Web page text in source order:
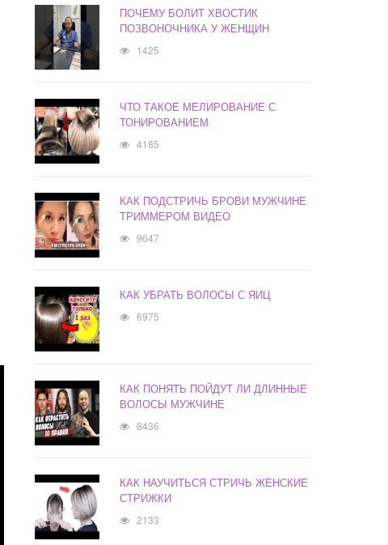
ПОЧЕМУ БОЛИТ ХВОСТИК
ПОЗВОНОЧНИКА У ЖЕНЩИН
1425
ЧТО ТАКОЕ МЕЛИРОВАНИЕ С
ТОНИРОВАНИЕМ
4185
КАК ПОДСТРИЧЬ БРОВИ МУЖЧИНЕ
ТРИММЕРОМ ВИДЕО
9647
КАК УБРАТЬ ВОЛОСЫ С ЯИЦ
6975
КАК ПОНЯТЬ ПОЙДУТ ЛИ ДЛИННЫЕ
ВОЛОСЫ МУЖЧИНЕ
8436
КАК НАУЧИТЬСЯ СТРИЧЬ ЖЕНСКИЕ
СТРИЖКИ
2133